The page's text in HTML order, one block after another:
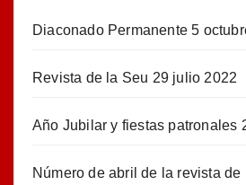
Diaconado Permanente 5
Revista de la Seu 29 julio 2022
Año Jubilar y fiestas patronales
Número de abril de la revista de